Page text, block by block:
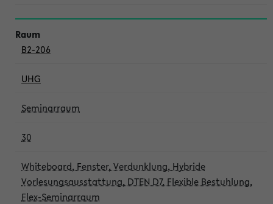
B2-206
UHG
Seminarraum
30
Whiteboard, Fenster, Verdunklung, Hybride
Vorlesungsausstattung, DTEN D7, Flexible Bestuhlung,
Flex-Seminarraum